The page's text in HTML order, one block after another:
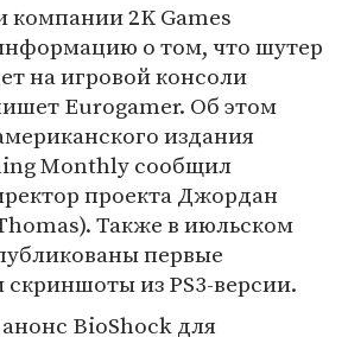
компании 2K Games
о том, что шутер
на игровой консоли
Eurogamer. Об этом
издания
Monthly сообщил
проекта Джордан
Также в июльском
первые
из PS3-версии.
BioShock для